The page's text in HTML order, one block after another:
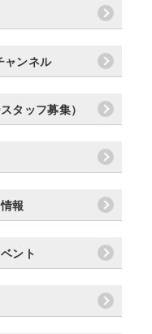
ャンネル
タッフ募集）
報
ント